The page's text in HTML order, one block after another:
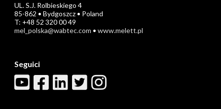
UL. S.J. Rolbieskiego 4
85-862 • Bydgoszcz • Poland
T: +48 52 320 00 49
mel_polska@wabtec.com • www.melett.pl
Seguici